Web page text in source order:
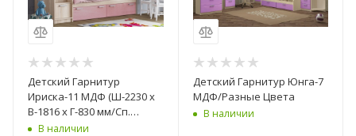
Детский Гарнитур
Ириска-11 МДФ (Ш-2230 х
В-1816 х Г-830 мм/Сп.
Место 800 х 1800 мм)/
В наличии
Детский Гарнитур Юнга-7
МДФ/Разные Цвета
В наличии